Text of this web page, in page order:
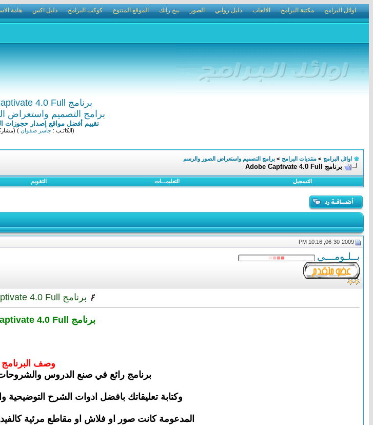
اوائل البرامج مكتبة البرامج الالعاب دليل روابي الصور بيج رانك الموقع المتنوع كوكب البرامج دليل اكس هامة
برنامج Adobe Captivate 4.0 Full
برامج التصميم واستعراض
تقييم أفضل مواقع إصدار حجوزات
(الكاتـب : جاسر صفوان )
اوائل البرامج > منتديات البرامج > برامج التصميم واستعراض الصور والرسم
برنامج Adobe Captivate 4.0 Full
التسجيل التعليمـــات التقويم
بــلـومـــي
برنامج Adobe Captivate 4.0 Full
برنامج Adobe Captivate 4.0 Full
وصف البرنامج
برنامج رائع في صنع الدروس
وكتابة تعليقاتك بافضل ادوات الشرح التوضيحية
المدعومة كانت صور او فلاش او مقاطع مرئية